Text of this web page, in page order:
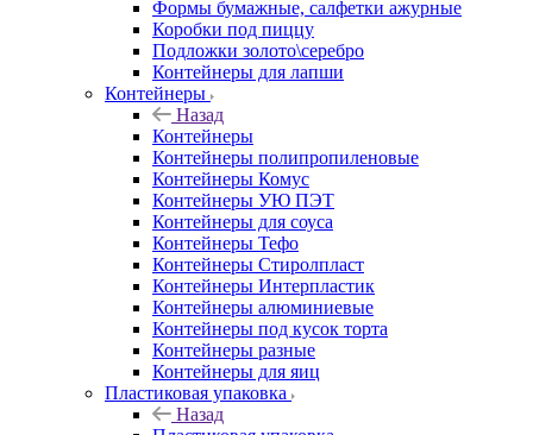
Формы бумажные, салфетки ажурные
Коробки под пиццу
Подложки золото\серебро
Контейнеры для лапши
Контейнеры
Назад
Контейнеры
Контейнеры полипропиленовые
Контейнеры Комус
Контейнеры УЮ ПЭТ
Контейнеры для соуса
Контейнеры Тефо
Контейнеры Стиролпласт
Контейнеры Интерпластик
Контейнеры алюминиевые
Контейнеры под кусок торта
Контейнеры разные
Контейнеры для яиц
Пластиковая упаковка
Назад